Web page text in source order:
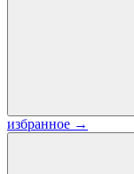
избранное →